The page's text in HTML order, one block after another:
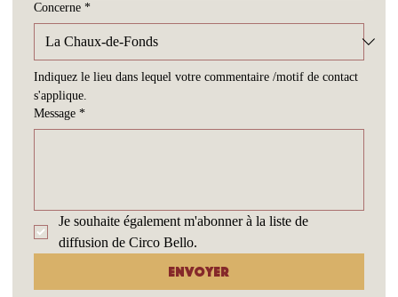
Concerne *
Indiquez le lieu dans lequel votre commentaire /motif de contact
s'applique.
Message *
Je souhaite également m'abonner à la liste de
diffusion de Circo Bello.
Envoyer